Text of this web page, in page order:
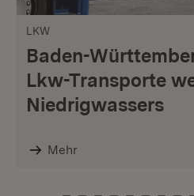
LKW
Baden-
Lkw-Transporte
Niedrigwassers
Mehr